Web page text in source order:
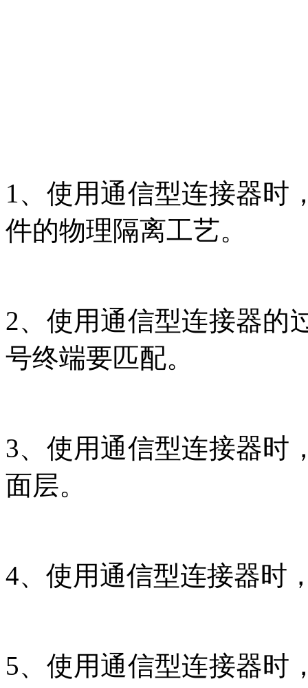
1、使用通信型连接器时
件的物理隔离工艺。
2、使用通信型连接器的
号终端要匹配。
3、使用通信型连接器时
面层。
4、使用通信型连接器时
5、使用通信型连接器时